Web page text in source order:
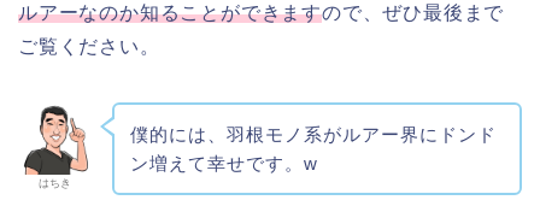
ルアーなのか知ることができますので、ぜひ最後まで
ご覧ください。
はちき
僕的には、羽根モノ系がルアー界にドンド
ン増えて幸せです。w